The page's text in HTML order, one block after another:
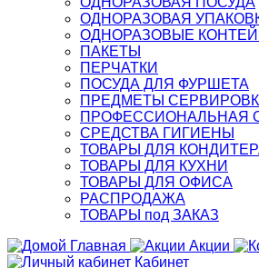
ОДНОРАЗОВАЯ
ОДНОРАЗОВЫЕ
ПАКЕТЫ
ПЕРЧАТКИ
ПОСУДА ДЛЯ ФУРШЕТА
ПРЕДМЕТЫ
ПРОФЕССИОНАЛЬНАЯ
СРЕДСТВА ГИГИЕНЫ
ТОВАРЫ ДЛЯ
ТОВАРЫ ДЛЯ КУХНИ
ТОВАРЫ ДЛЯ ОФИСА
РАСПРОДАЖА
ТОВАРЫ под ЗАКАЗ
Главная
Акции
Кабинет